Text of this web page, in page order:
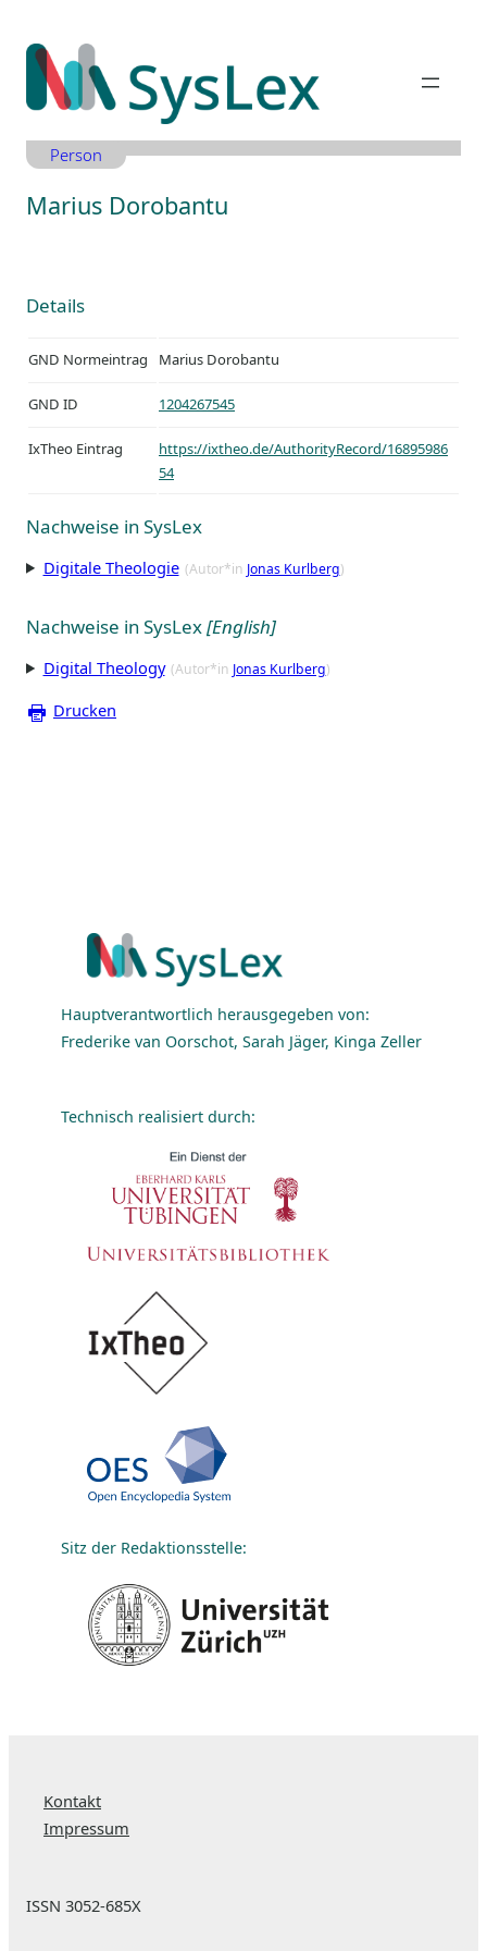
Inhalt
springen
Person
Marius Dorobantu
Details
GND Normeintrag Marius Dorobantu
GND ID 1204267545
IxTheo Eintrag
https://ixtheo.de/AuthorityRecord/16895986
54
Nachweise in SysLex
Digitale Theologie (Autor*in Jonas Kurlberg)
Nachweise in SysLex[English]
Digital Theology (Autor*in Jonas Kurlberg)
Drucken
Hauptverantwortlich herausgegeben von:
Frederike van Oorschot, Sarah Jäger, Kinga Zeller
Technisch realisiert durch:
Sitz der Redaktionsstelle:
Kontakt
Impressum
ISSN 3052-685X